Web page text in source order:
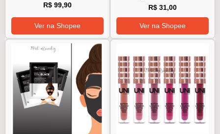
R$ 99,90
Ver na Shopee
R$ 31,00
Ver na Shopee